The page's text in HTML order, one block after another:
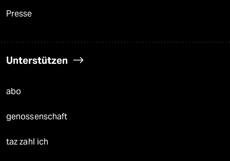
Presse
Unterstützen
abo
genossenschaft
taz zahl ich